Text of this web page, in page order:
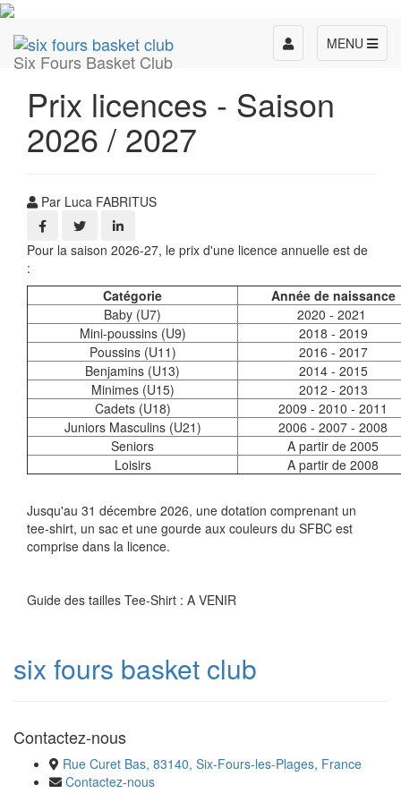
Six Fours Basket Club
MENU
Toggle
navigation
Prix licences - Saison
2026 / 2027
Par Luca FABRITUS
Pour la saison 2026-27, le prix d'une licence annuelle est de
:
Catégorie
Année de naissance
Baby (U7)
2020 - 2021
Mini-poussins (U9)
2018 - 2019
Poussins (U11)
2016 - 2017
Benjamins (U13)
2014 - 2015
Minimes (U15)
2012 - 2013
Cadets (U18)
2009 - 2010 - 2011
Juniors Masculins (U21)
2006 - 2007 - 2008
Seniors
A partir de 2005
Loisirs
A partir de 2008
Jusqu'au 31 décembre 2026, une dotation comprenant un
tee-shirt, un sac et une gourde aux couleurs du SFBC est
comprise dans la licence.
Guide des tailles Tee-Shirt : A VENIR
six fours basket club
Contactez-nous
Rue Curet Bas, 83140, Six-Fours-les-Plages, France
Contactez-nous